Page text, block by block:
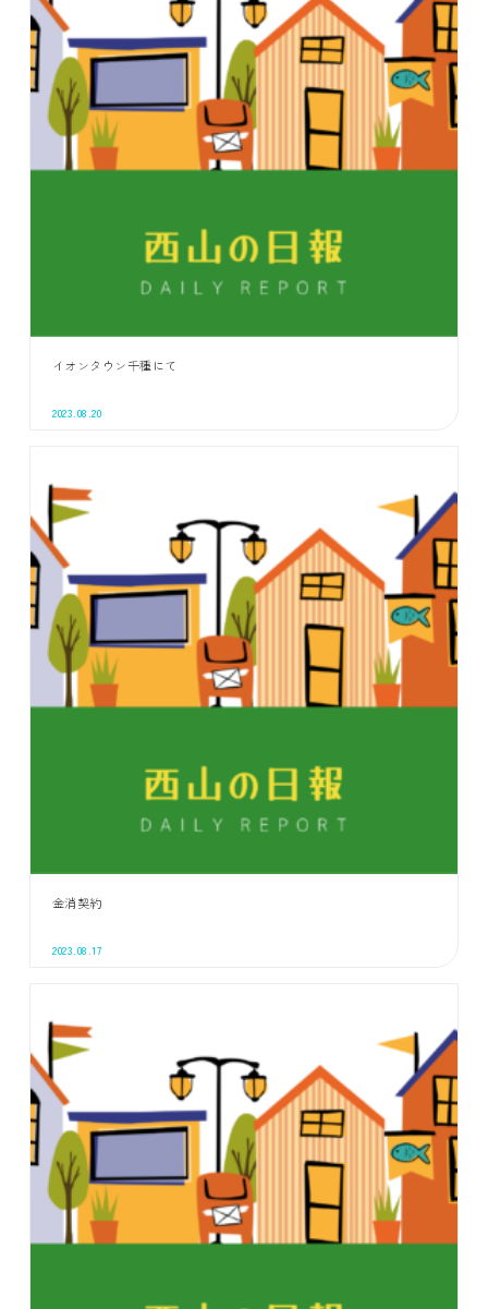
イオンタウン千種にて
2023.08.20
金消契約
2023.08.17